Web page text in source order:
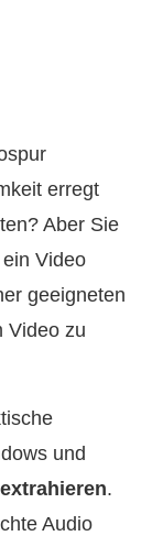
erregt
Aber Sie
Video
geeigneten
Video zu
und
.
Audio